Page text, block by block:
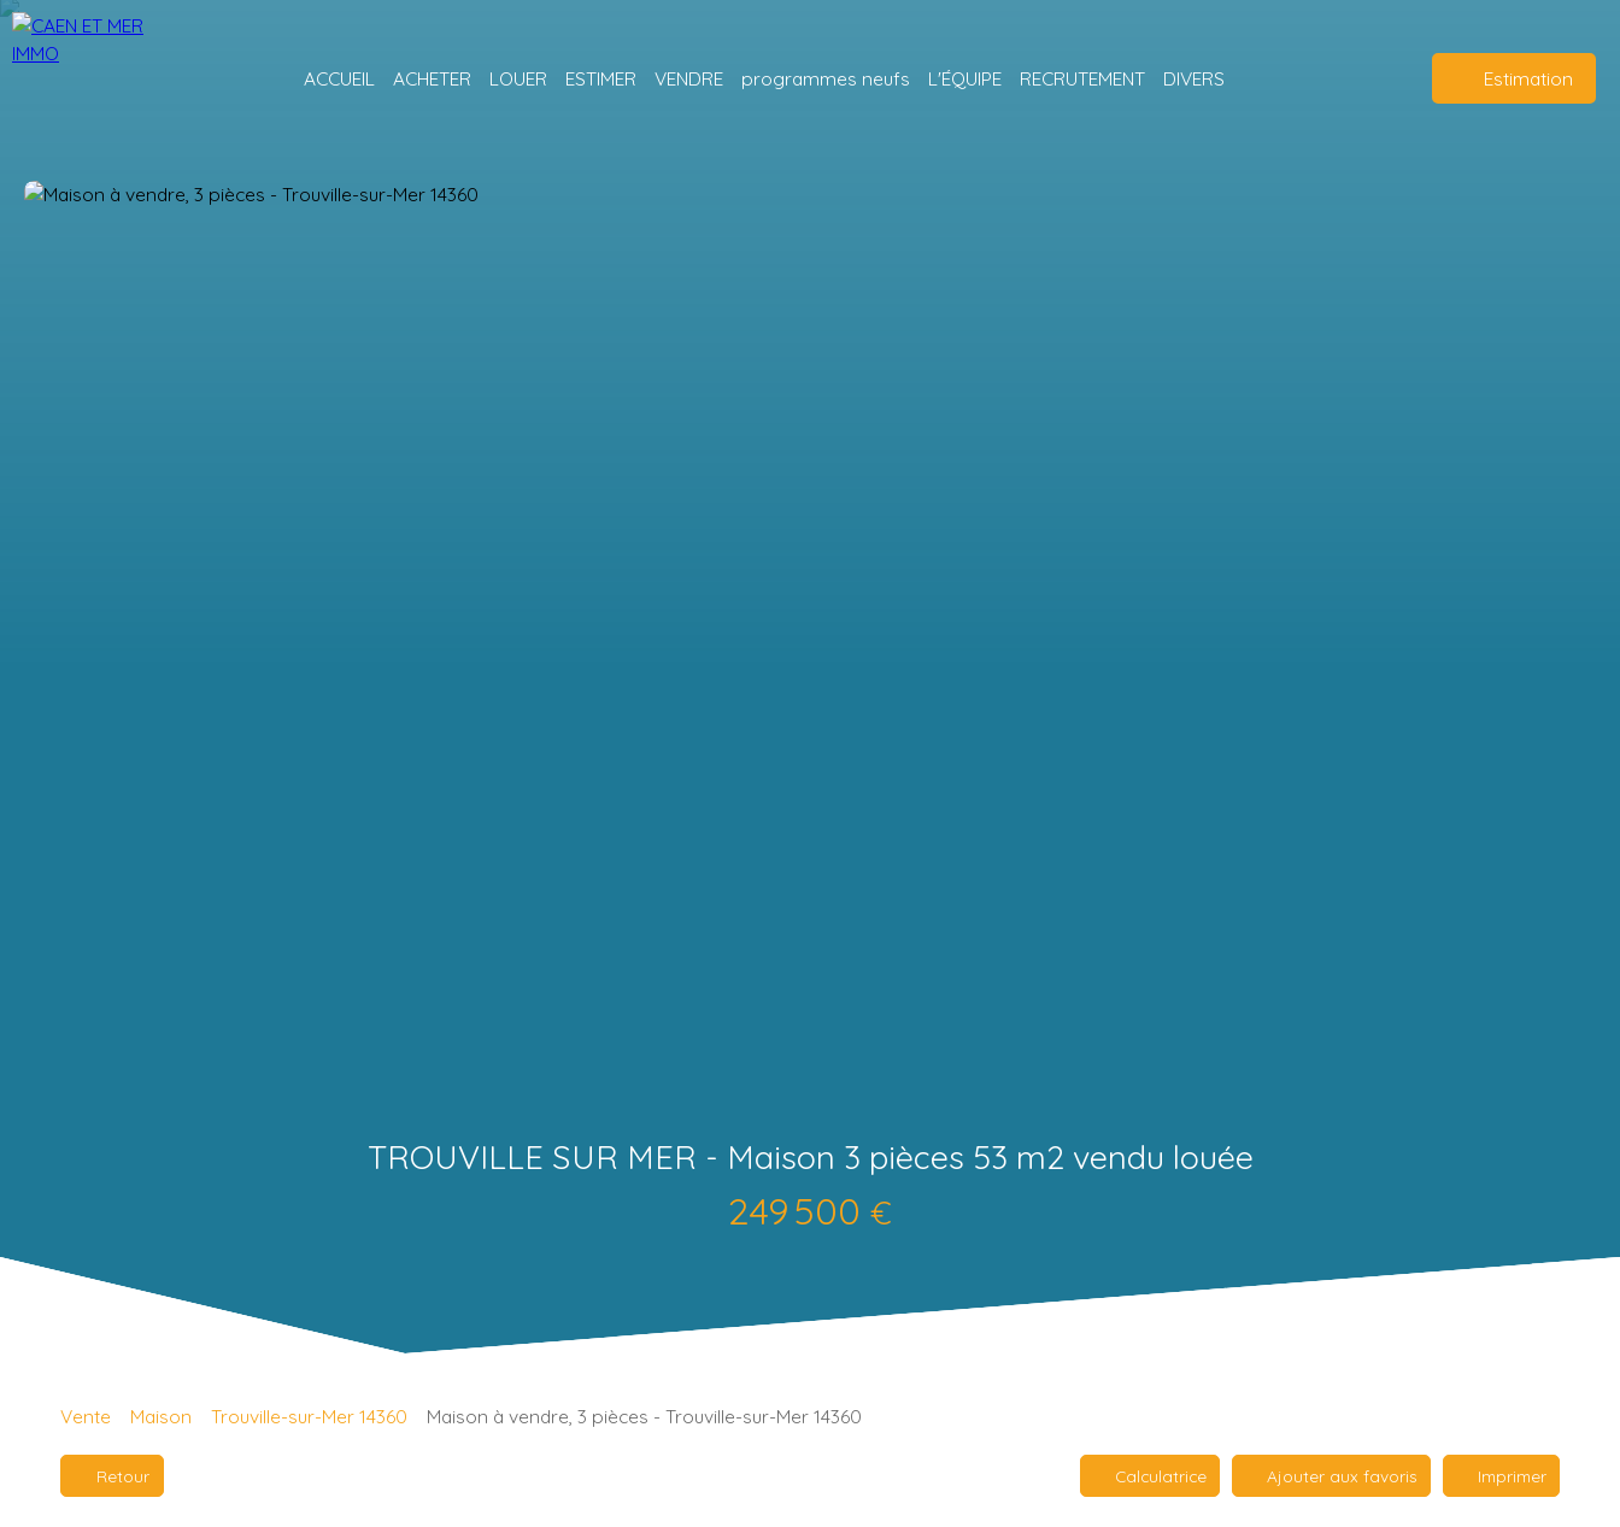
ACCUEIL ACHETER LOUER ESTIMER VENDRE programmes neufs L'ÉQUIPE RECRUTEMENT DIVERS Estimation
TROUVILLE SUR MER - Maison 3 pièces 53 m2 vendu louée
249 500 €
Vente Maison Trouville-sur-Mer 14360 Maison à vendre, 3 pièces - Trouville-sur-Mer 14360
Retour Calculatrice Ajouter aux favoris Imprimer